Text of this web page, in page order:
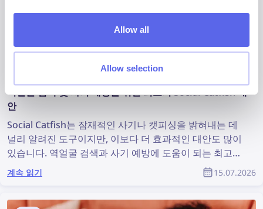
Allow all
Allow selection
역얼굴 검색 및 사기 예방을 위한 최고의 Social Catfish 대
안
Social Catfish는 잠재적인 사기나 캣피싱을 밝혀내는 데
널리 알려진 도구이지만, 이보다 더 효과적인 대안도 많이
있습니다. 역얼굴 검색과 사기 예방에 도움이 되는 최고의
Social Catfish 대안을 확인해 보세요.
계속 읽기 15.07.2026